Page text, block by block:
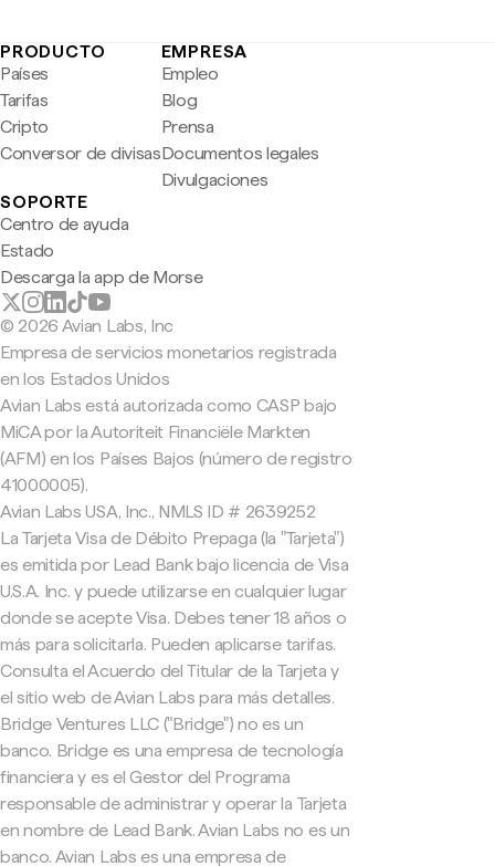
PRODUCTO
Países
Tarifas
Cripto
Conversor de divisas
EMPRESA
Empleo
Blog
Prensa
Documentos legales
Divulgaciones
SOPORTE
Centro de ayuda
Estado
Descarga la app de Morse
© 2026 Avian Labs, Inc
Empresa de servicios monetarios registrada
en los Estados Unidos
Avian Labs está autorizada como CASP bajo
MiCA por la Autoriteit Financiële Markten
(AFM) en los Países Bajos (número de registro
41000005).
Avian Labs USA, Inc., NMLS ID # 2639252
La Tarjeta Visa de Débito Prepaga (la "Tarjeta")
es emitida por Lead Bank bajo licencia de Visa
U.S.A. Inc. y puede utilizarse en cualquier lugar
donde se acepte Visa. Debes tener 18 años o
más para solicitarla. Pueden aplicarse tarifas.
Consulta el Acuerdo del Titular de la Tarjeta y
el sitio web de Avian Labs para más detalles.
Bridge Ventures LLC ("Bridge") no es un
banco. Bridge es una empresa de tecnología
financiera y es el Gestor del Programa
responsable de administrar y operar la Tarjeta
en nombre de Lead Bank. Avian Labs no es un
banco. Avian Labs es una empresa de